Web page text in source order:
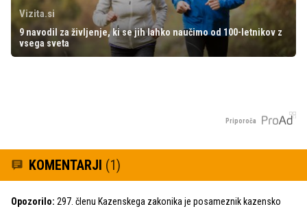
Vizita.si
9 navodil za življenje, ki se jih lahko naučimo od 100-letnikov z
vsega sveta
Priporoča
KOMENTARJI (1)
Opozorilo: 297. členu Kazenskega zakonika je posameznik kazensko